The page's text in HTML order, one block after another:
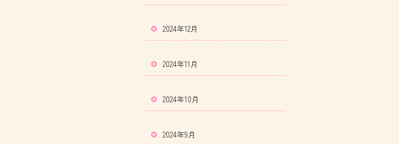
2024年12月
2024年11月
2024年10月
2024年9月